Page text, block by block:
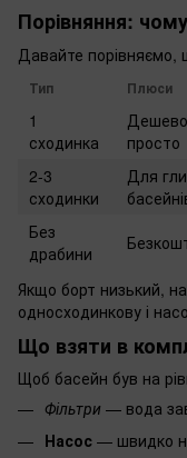
Порівняння:
Давайте
Тип Плюси
1
сходинка
просто
2-3
сходинки
Для
Без
драбини
Якщо борт низький,
односходинкову і
Що взяти в
Щоб басейн був на
Фільтри — вода
Насос — швидко